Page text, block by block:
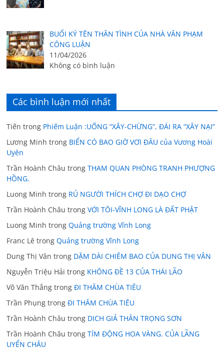
BUỔI KÝ TÊN THÂN TÌNH CỦA NHÀ VĂN PHẠM
CÔNG LUẬN
11/04/2026
Không có bình luận
Các bình luận mới nhất
Tiến trong Phiếm Luận :UỐNG “XÂY-CHỪNG”, ĐÁI RA “XÂY NẠI”
Lương Minh trong BIỂN CÓ BAO GIỜ VƠI ĐÂU của Vương Hoài
Uyên
Trần Hoành Châu trongTHAM QUAN PHÒNG TRANH PHƯỢNG
HỒNG.
Luong Minh trong RỦ NGƯỜI THÍCH CHỢ ĐI DẠO CHỢ
Trần Hoành Châu trongVỚI TÔI-VĨNH LONG LÀ ĐẤT PHẬT
Luong Minh trongQuảng trường Vĩnh Long
Franc Lê trongQuảng trường Vĩnh Long
Dung Thị Vân trong DẶM DÀI CHIÊM BAO CỦA DUNG THỊ VÂN
Nguyễn Triệu Hải trong KHÔNG ĐỀ 13 CỦA THÁI LÃO
Võ Văn Thắng trongĐI THĂM CHÙA TIÊU
Trần Phụng trongĐI THĂM CHÙA TIÊU
Trần Hoành Châu trong DICH GIẢ THÂN TRỌNG SƠN
Trần Hoành Châu trongTÍM ĐỘNG HOA VÀNG. CỦA LÃNG
UYỂN CHÂU